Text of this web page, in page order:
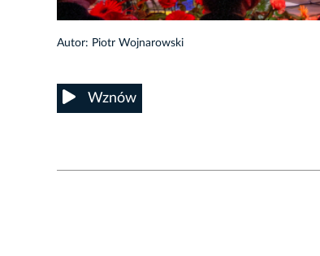
Autor: Piotr Wojnarowski
Wznów